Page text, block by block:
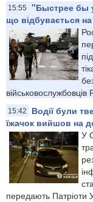
15:55
"Быстрее бы
що відбувається
15:42
Водії були
їжачок вийшов на
У
передають Патріоти